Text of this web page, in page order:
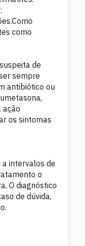
como
de
sempre
antibiótico ou
ação
os sintomas
intervalos de
o
O diagnóstico
de dúvida,